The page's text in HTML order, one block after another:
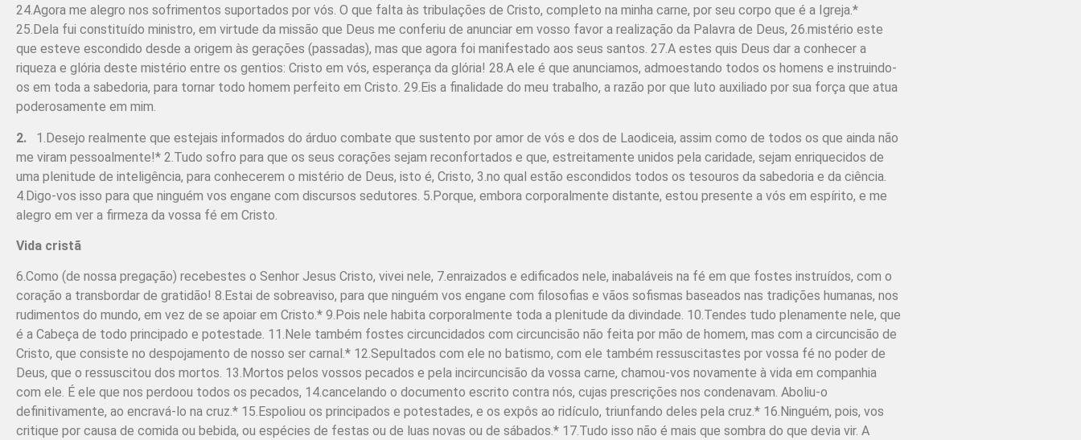
24.Agora me alegro nos sofrimentos suportados por vós. O que falta às tribulações de Cristo, completo na minha carne, por seu corpo que é a Igreja.*
25.Dela fui constituído ministro, em virtude da missão que Deus me conferiu de anunciar em vosso favor a realização da Palavra de Deus, 26.mistério este
que esteve escondido desde a origem às gerações (passadas), mas que agora foi manifestado aos seus santos. 27.A estes quis Deus dar a conhecer a
riqueza e glória deste mistério entre os gentios: Cristo em vós, esperança da glória! 28.A ele é que anunciamos, admoestando todos os homens e instruindo-
os em toda a sabedoria, para tornar todo homem perfeito em Cristo. 29.Eis a finalidade do meu trabalho, a razão por que luto auxiliado por sua força que atua
poderosamente em mim.
2. 1.Desejo realmente que estejais informados do árduo combate que sustento por amor de vós e dos de Laodiceia, assim como de todos os que ainda não
me viram pessoalmente!* 2.Tudo sofro para que os seus corações sejam reconfortados e que, es­treitamente unidos pela caridade, sejam enriquecidos de
uma plenitude de inteligência, para conhecerem o mistério de Deus, isto é, Cristo, 3.no qual estão escondidos todos os tesouros da sabedoria e da ciência.
4.Digo-vos isso para que ninguém vos engane com discursos sedutores. 5.Porque, embora corporalmente distante, estou presente a vós em espírito, e me
alegro em ver a firmeza da vossa fé em Cristo.
Vida cristã
6.Como (de nossa pregação) recebestes o Senhor Jesus Cristo, vivei nele, 7.enraizados e edificados nele, inabaláveis na fé em que fostes instruídos, com o
coração a transbordar de gratidão! 8.Estai de sobreaviso, para que ninguém vos engane com filosofias e vãos sofismas baseados nas tradições humanas, nos
rudimentos do mundo, em vez de se apoiar em Cristo.* 9.Pois nele habita corporalmente toda a plenitude da divindade. 10.Tendes tudo plenamente nele, que
é a Cabeça de todo principado e potestade. 11.Nele também fostes circuncidados com circuncisão não feita por mão de homem, mas com a circuncisão de
Cristo, que consiste no despojamento de nosso ser carnal.* 12.Sepultados com ele no batismo, com ele também ressuscitastes por vossa fé no poder de
Deus, que o ressuscitou dos mortos. 13.Mortos pelos vossos pecados e pela incircuncisão da vossa carne, chamou-vos novamente à vida em companhia
com ele. É ele que nos perdoou todos os pecados, 14.cancelando o documento escrito contra nós, cujas prescrições nos condenavam. Aboliu-o
definitivamente, ao encravá-lo na cruz.* 15.Espoliou os principados e potestades, e os expôs ao ridículo, triunfando deles pela cruz.* 16.Ninguém, pois, vos
critique por causa de comida ou bebida, ou espécies de festas ou de luas novas ou de sábados.* 17.Tudo isso não é mais que sombra do que devia vir. A